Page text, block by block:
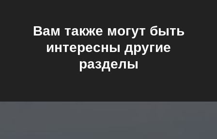
Вам также могут быть
интересны другие
разделы